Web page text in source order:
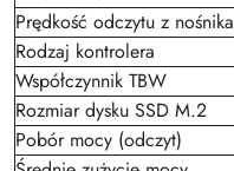
Prędkość odczytu z nośnika
Rodzaj kontrolera
Współczynnik TBW
Rozmiar dysku SSD M.2
Pobór mocy (odczyt)